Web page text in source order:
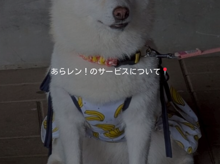
あらレン！のサービスについて